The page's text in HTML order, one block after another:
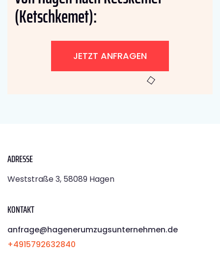
(Ketschkemet):
JETZT ANFRAGEN
ADRESSE
Weststraße 3, 58089 Hagen
KONTAKT
anfrage@hagenerumzugsunternehmen.de
+4915792632840